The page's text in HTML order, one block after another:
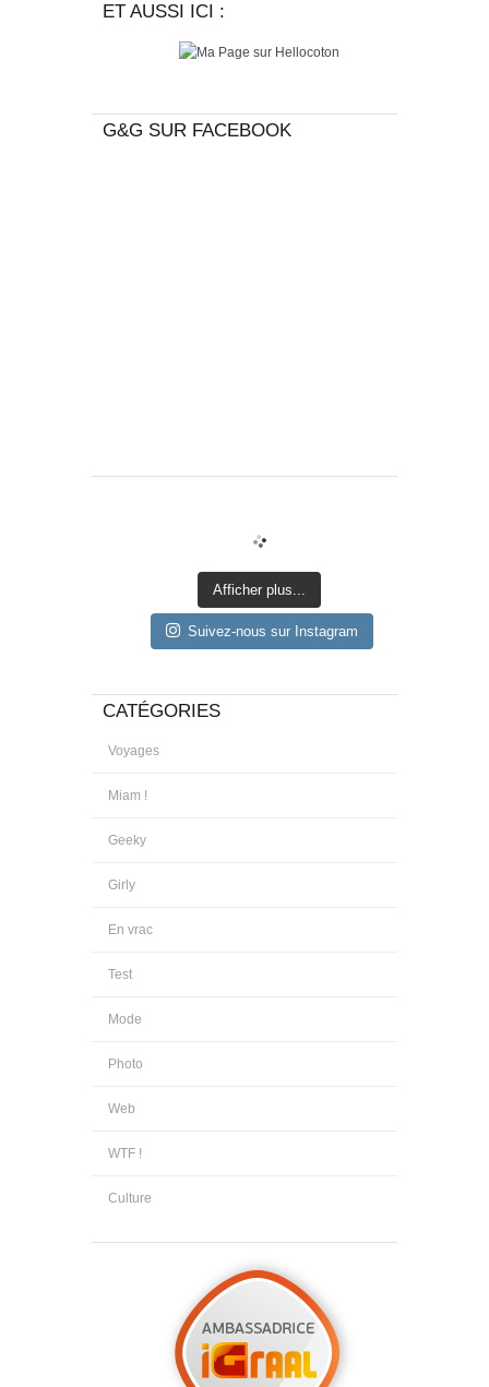
ET AUSSI ICI :
G&G SUR FACEBOOK
Afficher plus...
Suivez-nous sur Instagram
CATÉGORIES
Voyages
Miam !
Geeky
Girly
En vrac
Test
Mode
Photo
Web
WTF !
Culture